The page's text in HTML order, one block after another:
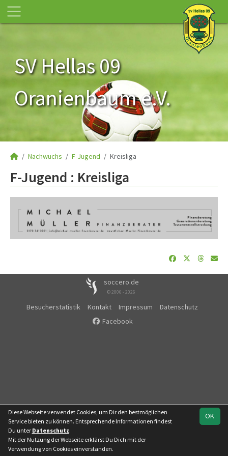
SV Hellas 09
Oranienbaum e.V.
Nachwuchs F-Jugend Kreisliga
Team
F-Jugend : Kreisliga
soccero.de
© 2006 - 2026
Besucherstatistik Kontakt Impressum
Datenschutz
Facebook
OK
Diese Webseite verwendet Cookies, um Dir den bestmöglichen
Service bieten zu können. Entsprechende Informationen findest
Du unter Datenschutz.
Mit der Nutzung der Webseite erklärst Du Dich mit der
Verwendung von Cookies einverstanden.